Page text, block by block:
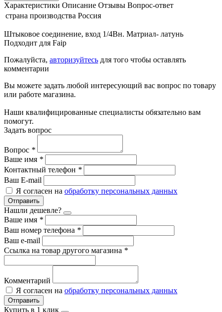
Характеристики Описание Отзывы Вопрос-ответ
страна производства Россия
Штыковое соединение, вход 1/4Вн. Матриал- латунь
Подходит для Faip
Пожалуйста, авторизуйтесь для того чтобы оставлять
комментарии
Вы можете задать любой интересующий вас вопрос по товару
или работе магазина.
Наши квалифицированные специалисты обязательно вам
помогут.
Задать вопрос
Вопрос *
Ваше имя *
Контактный телефон *
Ваш E-mail
Я согласен на обработку персональных данных
Отправить
Нашли дешевле?
Ваше имя *
Ваш номер телефона *
Ваш e-mail
Ссылка на товар другого магазина *
Комментарий
Я согласен на обработку персональных данных
Отправить
Купить в 1 клик